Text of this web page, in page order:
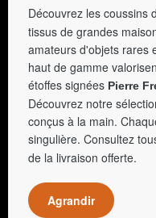
Découvrez les coussins
tissus de grandes
amateurs d'objets rares
haut de gamme
étoffes signées Pierre
Découvrez notre
conçus à la main.
singulière. Consultez
de la livraison offerte.
Agrandir